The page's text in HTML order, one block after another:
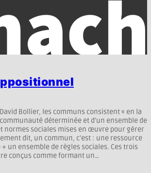
Bollier, les communs consistent « en la
déterminée et d’un ensemble de
normes sociales mises en œuvre pour gérer
dit, un commun, c’est : une ressource
un ensemble de règles sociales. Ces trois
conçus comme formant un…